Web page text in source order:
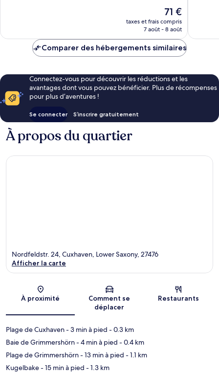
Le
nouveau
prix
de
71 €
taxes et frais compris
7 août - 8 août
Comparer des hébergements similaires
Connectez-vous pour découvrir les réductions et les
avantages dont vous pouvez bénéficier. Plus de récompenses
pour plus d’aventures !
Se connecter S’inscrire gratuitement
À propos du quartier
Carte
Nordfeldstr. 24, Cuxhaven, Lower Saxony, 27476
Afficher la carte
À proximité
Comment se
déplacer
Restaurants
Plage de Cuxhaven- 3 min à pied - 0.3 km
Baie de Grimmershörn- 4 min à pied - 0.4 km
Plage de Grimmershörn- 13 min à pied - 1.1 km
Kugelbake- 15 min à pied - 1.3 km